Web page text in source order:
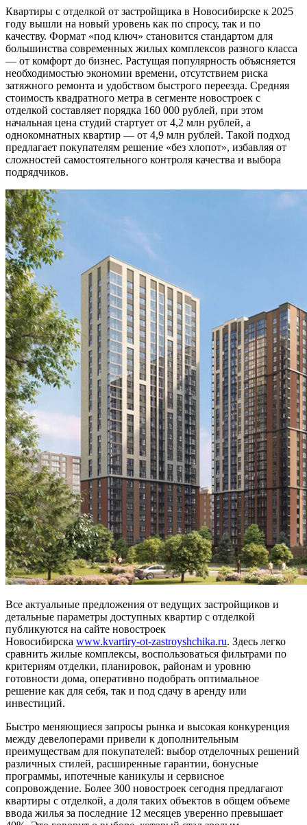
Квартиры с отделкой от застройщика в Новосибирске к 2025
году вышли на новый уровень как по спросу, так и по
качеству. Формат «под ключ» становится стандартом для
большинства современных жилых комплексов разного класса
— от комфорт до бизнес. Растущая популярность объясняется
необходимостью экономии времени, отсутствием риска
затяжного ремонта и удобством быстрого переезда. Средняя
стоимость квадратного метра в сегменте новостроек с
отделкой составляет порядка 160 000 рублей, при этом
начальная цена студий стартует от 4,2 млн рублей, а
однокомнатных квартир — от 4,9 млн рублей. Такой подход
предлагает покупателям решение «без хлопот», избавляя от
сложностей самостоятельного контроля качества и выбора
подрядчиков.
Все актуальные предложения от ведущих застройщиков и
детальные параметры доступных квартир с отделкой
публикуются на сайте новостроек
Новосибирска www.kvartiry-ot-zastroyshchika.ru. Здесь легко
сравнить жилые комплексы, воспользоваться фильтрами по
критериям отделки, планировок, районам и уровню
готовности дома, оперативно подобрать оптимальное
решение как для себя, так и под сдачу в аренду или
инвестиций.
Быстро меняющиеся запросы рынка и высокая конкуренция
между девелоперами привели к дополнительным
преимуществам для покупателей: выбор отделочных решений
различных стилей, расширенные гарантии, бонусные
программы, ипотечные каникулы и сервисное
сопровождение. Более 300 новостроек сегодня предлагают
квартиры с отделкой, а доля таких объектов в общем объеме
ввода жилья за последние 12 месяцев уверенно превышает